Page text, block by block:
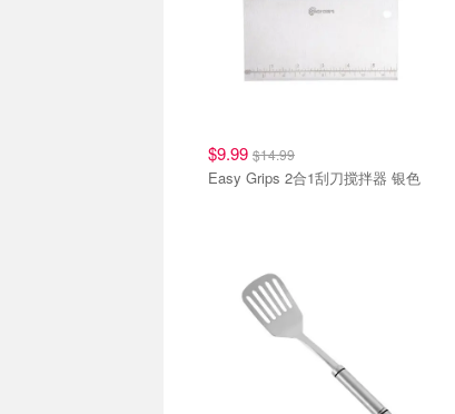
$9.99 $14.99
Easy Grips 2合1刮刀搅拌器 银色